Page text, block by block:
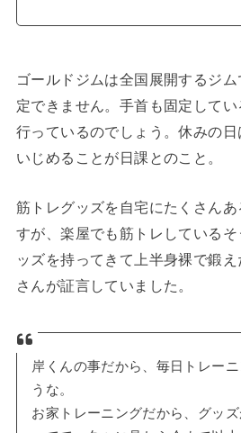
ゴールドジムは全国展開するジ
定できません。手首も固定して
行っているのでしょう。休みの
いじめることが日課とのこと。
筋トレグッズを自宅にたくさん
すが、楽屋でも筋トレしている
ッズを持ってきて上半身裸で鍛
さんが証言していました。
岸くんの事だから、毎日トレー
うな。
お家トレーニングだから、グッ